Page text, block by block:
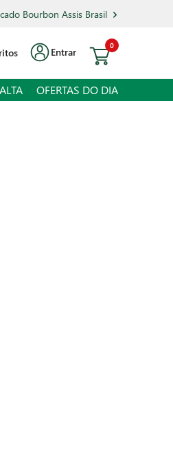
Bourbon Assis Brasil
Entrar
0
OFERTAS DO DIA